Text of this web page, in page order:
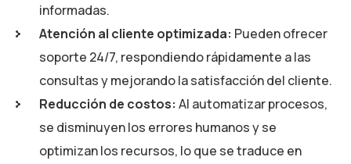
informadas.
Atención al cliente optimizada: Pueden ofrecer
soporte 24/7, respondiendo rápidamente a las
consultas y mejorando la satisfacción del cliente.
Reducción de costos: Al automatizar procesos,
se disminuyen los errores humanos y se
optimizan los recursos, lo que se traduce en